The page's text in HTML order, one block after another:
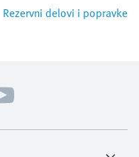
Rezervni delovi i popravke